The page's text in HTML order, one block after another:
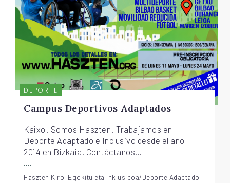
DEPORTE
Campus Deportivos Adaptados
Kaixo! Somos Haszten! Trabajamos en
Deporte Adaptado e Inclusivo desde el año
2014 en Bizkaia. Contáctanos...
Haszten Kirol Egokitu eta Inklusiboa/Deporte Adaptado